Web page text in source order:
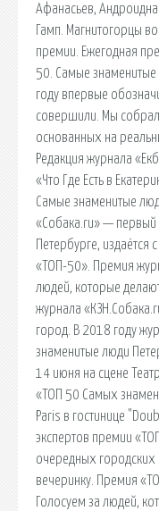
Афанасьев,
Гамп. Магнитогорцы
премии. Ежегодная
50. Самые
году впервые
совершили. Мы
основанных на
Редакция журнала
«Что Где Есть в
Самые знаменитые
«Собака.ru» — первый
Петербурге,
«ТОП-50». Премия
людей, которые
журнала
город. В 2018 году
знаменитые люди
14 июня на сцене
«ТОП 50 Самых
Paris в гостинице
экспертов премии
очередных городских
вечеринку. Премия
Голосуем за людей,